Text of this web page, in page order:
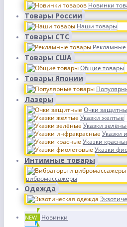
Новинки
Товары России
Наши товары
Товары СТС
Товары США
Общие товары
Товары Японии
Лазеры
Очки
Указки желтые
Указки
Указки
Указки
Указки
Интимные товары
вибромассажеры
Одежда
NEW Новинки